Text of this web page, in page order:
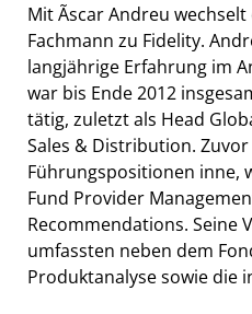
Mit Ãscar Andreu
Fachmann zu Fidelity.
langjährige Erfahrung im
war bis Ende 2012
tätig, zuletzt als Head
Sales & Distribution.
Führungspositionen inne,
Fund Provider
Recommendations. Seine
umfassten neben dem
Produktanalyse sowie die